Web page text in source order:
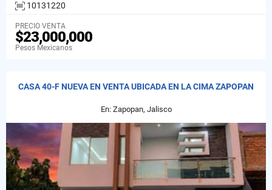
10131220
PRECIO VENTA
$23,000,000
Pesos Mexicanos
CASA 40-F NUEVA EN VENTA UBICADA EN LA CIMA ZAPOPAN
En: Zapopan, Jalisco